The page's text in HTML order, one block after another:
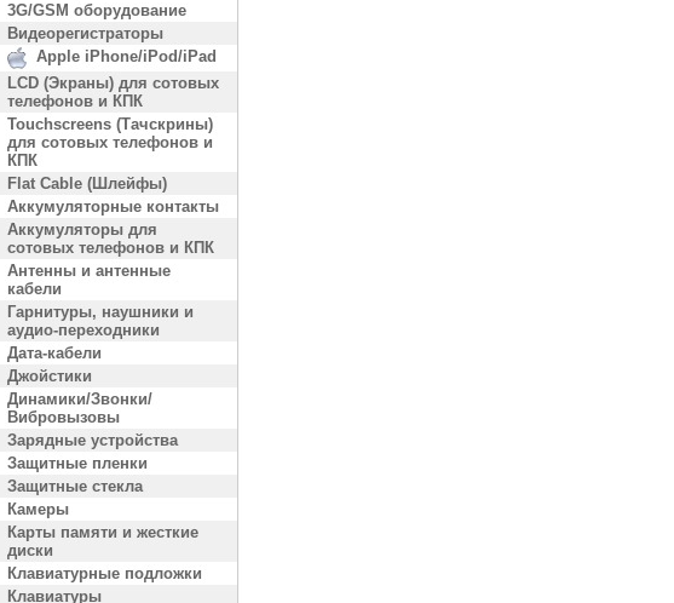
3G/GSM оборудование
Видеорегистраторы
Apple iPhone/iPod/iPad
LCD (Экраны) для сотовых
телефонов и КПК
Touchscreens (Тачскрины)
для сотовых телефонов и
КПК
Flat Cable (Шлейфы)
Аккумуляторные контакты
Аккумуляторы для
сотовых телефонов и КПК
Антенны и антенные
кабели
Гарнитуры, наушники и
аудио-переходники
Дата-кабели
Джойстики
Динамики/Звонки/
Вибровызовы
Зарядные устройства
Защитные пленки
Защитные стекла
Камеры
Карты памяти и жесткие
диски
Клавиатурные подложки
Клавиатуры